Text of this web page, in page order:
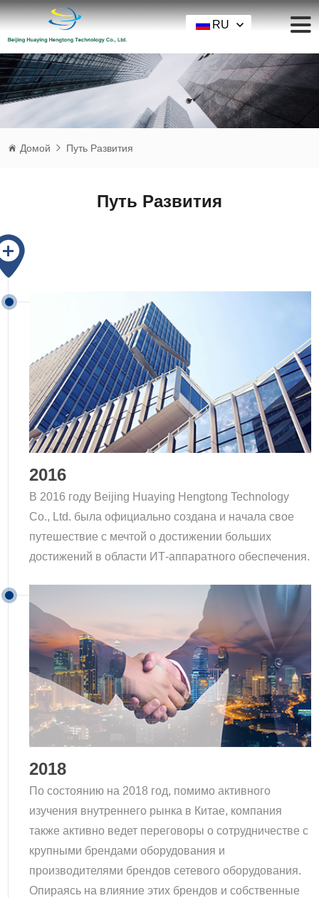
RU
Домой Путь Развития
Путь Развития
2016
В 2016 году Beijing Huaying Hengtong Technology
Co., Ltd. была официально создана и начала свое
путешествие с мечтой о достижении больших
достижений в области ИТ-аппаратного обеспечения.
2018
По состоянию на 2018 год, помимо активного
изучения внутреннего рынка в Китае, компания
также активно ведет переговоры о сотрудничестве с
крупными брендами оборудования и
производителями брендов сетевого оборудования.
Опираясь на влияние этих брендов и собственные